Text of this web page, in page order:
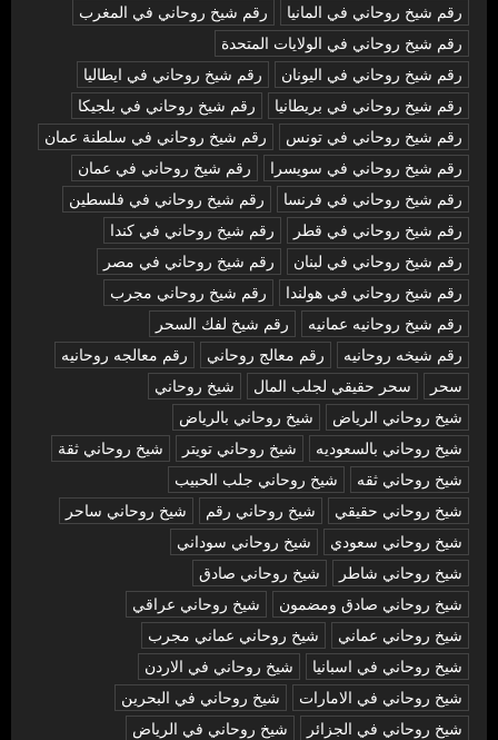
رقم شيخ روحاني في المانيا
رقم شيخ روحاني في المغرب
رقم شيخ روحاني في الولايات المتحدة
رقم شيخ روحاني في اليونان
رقم شيخ روحاني في ايطاليا
رقم شيخ روحاني في بريطانيا
رقم شيخ روحاني في بلجيكا
رقم شيخ روحاني في تونس
رقم شيخ روحاني في سلطنة عمان
رقم شيخ روحاني في سويسرا
رقم شيخ روحاني في عمان
رقم شيخ روحاني في فرنسا
رقم شيخ روحاني في فلسطين
رقم شيخ روحاني في قطر
رقم شيخ روحاني في كندا
رقم شيخ روحاني في لبنان
رقم شيخ روحاني في مصر
رقم شيخ روحاني في هولندا
رقم شيخ روحاني مجرب
رقم شيخ روحانيه عمانيه
رقم شيخ لفك السحر
رقم شيخه روحانيه
رقم معالج روحاني
رقم معالجه روحانيه
سحر
سحر حقيقي لجلب المال
شيخ روحاني
شيخ روحاني الرياض
شيخ روحاني بالرياض
شيخ روحاني بالسعوديه
شيخ روحاني تويتر
شيخ روحاني ثقة
شيخ روحاني ثقه
شيخ روحاني جلب الحبيب
شيخ روحاني حقيقي
شيخ روحاني رقم
شيخ روحاني ساحر
شيخ روحاني سعودي
شيخ روحاني سوداني
شيخ روحاني شاطر
شيخ روحاني صادق
شيخ روحاني صادق ومضمون
شيخ روحاني عراقي
شيخ روحاني عماني
شيخ روحاني عماني مجرب
شيخ روحاني في اسبانيا
شيخ روحاني في الاردن
شيخ روحاني في الامارات
شيخ روحاني في البحرين
شيخ روحاني في الجزائر
شيخ روحاني في الرياض